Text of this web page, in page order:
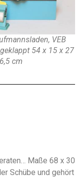
VEB
54 x 15 x 27
cm
Maße 68 x 30
Schübe und gehört